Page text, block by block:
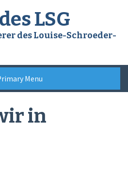
LSG
des Louise-Schroeder-
Menu
in